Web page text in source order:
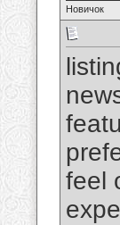
Новичок
feel